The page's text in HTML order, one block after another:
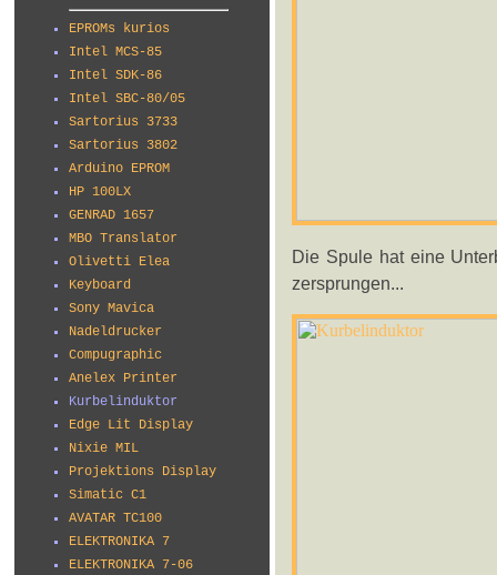
EPROMs kurios
Intel MCS-85
Intel SDK-86
Intel SBC-80/05
Sartorius 3733
Sartorius 3802
Arduino EPROM
HP 100LX
GENRAD 1657
MBO Translator
Olivetti Elea
Keyboard
Sony Mavica
Nadeldrucker
Compugraphic
Anelex Printer
Kurbelinduktor
Edge Lit Display
Nixie MIL
Projektions Display
Simatic C1
AVATAR TC100
ELEKTRONIKA 7
ELEKTRONIKA 7-06
Die Spule hat eine
zersprungen...